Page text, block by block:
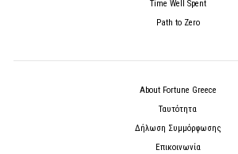
Time Well Spent
Path to Zero
About Fortune Greece
Ταυτότητα
Δήλωση Συμμόρφωσης
Επικοινωνία